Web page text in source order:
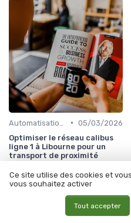
• 05/03/2026
Optimiser le réseau calibus
ligne 1 à Libourne pour un
transport de proximité
performant
Ce site utilise des cookies et
vous souhaitez activer
Tout accepter